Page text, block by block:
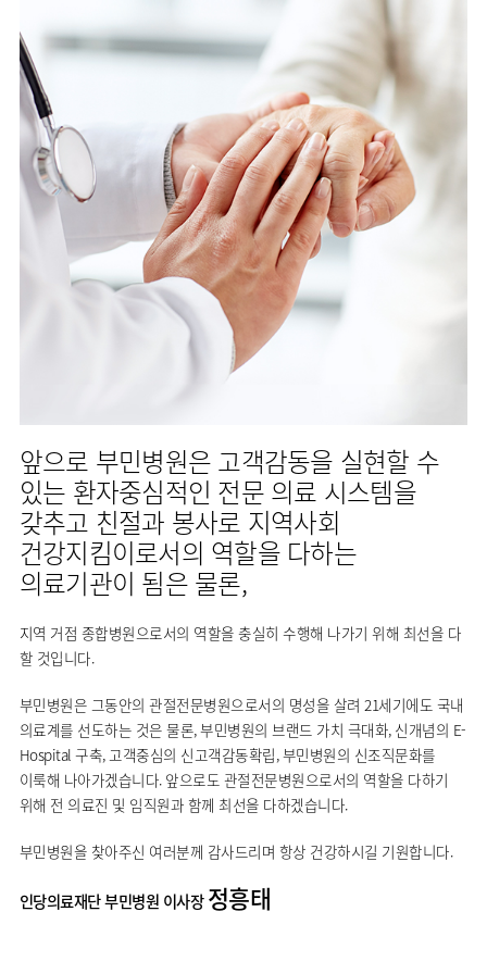
앞으로 부민병원은 고객감동을 실현할 수
있는 환자중심적인 전문 의료 시스템을
갖추고 친절과 봉사로 지역사회
건강지킴이로서의 역할을 다하는
의료기관이 됨은 물론,
지역 거점 종합병원으로서의 역할을 충실히 수행해 나가기 위해 최선을 다
할 것입니다.
부민병원은 그동안의 관절전문병원으로서의 명성을 살려 21세기에도 국내
의료계를 선도하는 것은 물론, 부민병원의 브랜드 가치 극대화, 신개념의 E-
Hospital 구축, 고객중심의 신고객감동확립, 부민병원의 신조직문화를
이룩해 나아가겠습니다. 앞으로도 관절전문병원으로서의 역할을 다하기
위해 전 의료진 및 임직원과 함께 최선을 다하겠습니다.
부민병원을 찾아주신 여러분께 감사드리며 항상 건강하시길 기원합니다.
인당의료재단 부민병원 이사장정흥태